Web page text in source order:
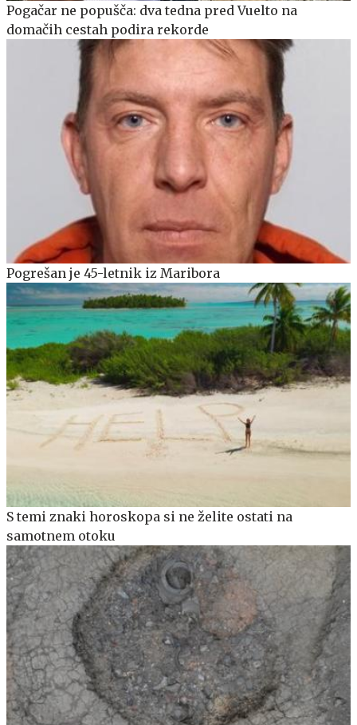
Pogačar ne popušča: dva tedna pred Vuelto na
domačih cestah podira rekorde
Pogrešan je 45-letnik iz Maribora
S temi znaki horoskopa si ne želite ostati na
samotnem otoku